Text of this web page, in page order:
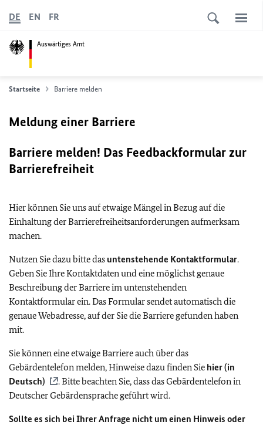
Auswärtiges Amt
DE EN FR
Startseite Barriere melden
Meldung einer Barriere
Barriere melden! Das Feedbackformular zur
Barrierefreiheit
Hier können Sie uns auf etwaige Mängel in Bezug auf die
Einhaltung der Barrierefreiheitsanforderungen aufmerksam
machen.
Nutzen Sie dazu bitte das untenstehende Kontaktformular.
Geben Sie Ihre Kontaktdaten und eine möglichst genaue
Beschreibung der Barriere im untenstehenden
Kontaktformular ein. Das Formular sendet automatisch die
genaue Webadresse, auf der Sie die Barriere gefunden haben
mit.
Sie können eine etwaige Barriere auch über das
Gebärdentelefon melden, Hinweise dazu finden Sie hier (in
Deutsch)
. Bitte beachten Sie, dass das Gebärdentelefon in
Deutscher Gebärdensprache geführt wird.
Sollte es sich bei Ihrer Anfrage nicht um einen Hinweis oder